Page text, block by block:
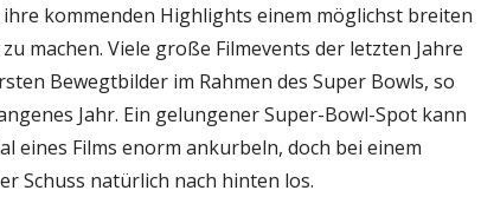
kommenden Highlights einem möglichst breiten
machen. Viele große Filmevents der letzten Jahre
Bewegtbilder im Rahmen des Super Bowls, so
Jahr. Ein gelungener Super-Bowl-Spot kann
eines Films enorm ankurbeln, doch bei einem
Schuss natürlich nach hinten los.